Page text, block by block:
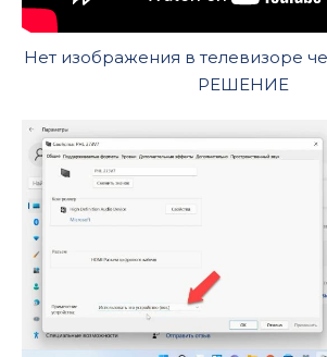
Нет изображения в телевизоре
РЕШЕНИЕ